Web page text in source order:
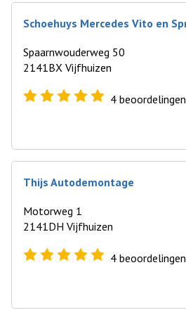
Spaarnwouderweg 50
2141BX Vijfhuizen
4 beoordelingen
Thijs Autodemontage
Motorweg 1
2141DH Vijfhuizen
4 beoordelingen